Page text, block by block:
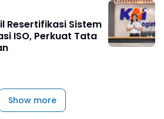
Resertifikasi Sistem
ISO, Perkuat Tata
Show more